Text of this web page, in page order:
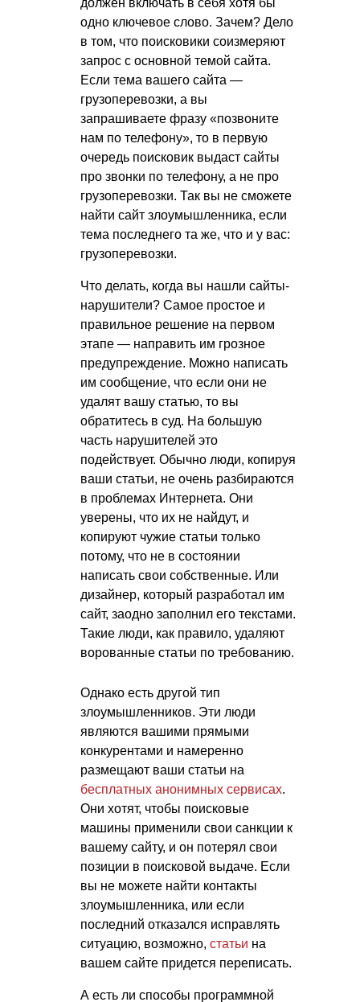
должен включать в себя хотя бы
одно ключевое слово. Зачем? Дело
в том, что поисковики соизмеряют
запрос с основной темой сайта.
Если тема вашего сайта —
грузоперевозки, а вы
запрашиваете фразу «позвоните
нам по телефону», то в первую
очередь поисковик выдаст сайты
про звонки по телефону, а не про
грузоперевозки. Так вы не сможете
найти сайт злоумышленника, если
тема последнего та же, что и у вас:
грузоперевозки.
Что делать, когда вы нашли сайты-
нарушители? Самое простое и
правильное решение на первом
этапе — направить им грозное
предупреждение. Можно написать
им сообщение, что если они не
удалят вашу статью, то вы
обратитесь в суд. На большую
часть нарушителей это
подействует. Обычно люди, копируя
ваши статьи, не очень разбираются
в проблемах Интернета. Они
уверены, что их не найдут, и
копируют чужие статьи только
потому, что не в состоянии
написать свои собственные. Или
дизайнер, который разработал им
сайт, заодно заполнил его текстами.
Такие люди, как правило, удаляют
ворованные статьи по требованию.
Однако есть другой тип
злоумышленников. Эти люди
являются вашими прямыми
конкурентами и намеренно
размещают ваши статьи на
бесплатных анонимных сервисах.
Они хотят, чтобы поисковые
машины применили свои санкции к
вашему сайту, и он потерял свои
позиции в поисковой выдаче. Если
вы не можете найти контакты
злоумышленника, или если
последний отказался исправлять
ситуацию, возможно, статьи на
вашем сайте придется переписать.
А есть ли способы программной